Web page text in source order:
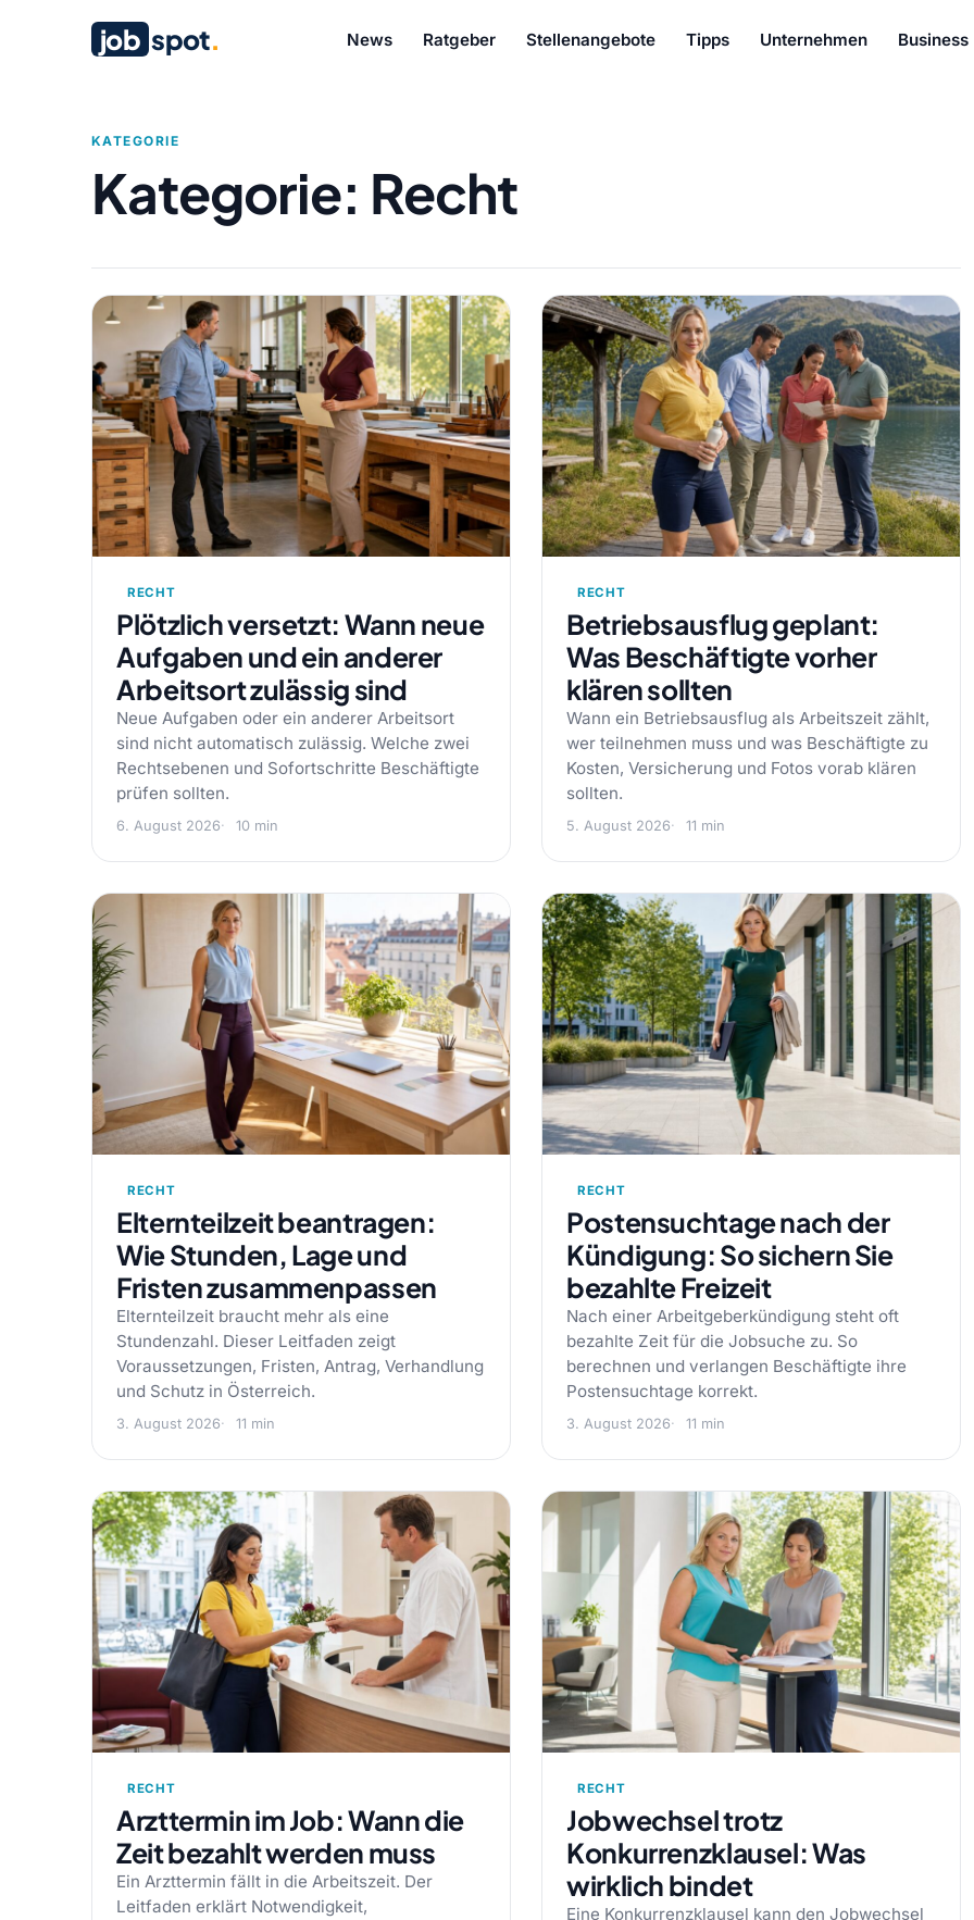
job spot. News Ratgeber Stellenangebote Tipps Unternehmen Business
KATEGORIE
Kategorie: Recht
RECHT
Plötzlich versetzt: Wann neue
Aufgaben und ein anderer
Arbeitsort zulässig sind
Neue Aufgaben oder ein anderer Arbeitsort
sind nicht automatisch zulässig. Welche zwei
Rechtsebenen und Sofortschritte Beschäftigte
prüfen sollten.
6. August 2026 10 min
RECHT
Betriebsausflug geplant:
Was Beschäftigte vorher
klären sollten
Wann ein Betriebsausflug als Arbeitszeit zählt,
wer teilnehmen muss und was Beschäftigte zu
Kosten, Versicherung und Fotos vorab klären
sollten.
5. August 2026 11 min
RECHT
Elternteilzeit beantragen:
Wie Stunden, Lage und
Fristen zusammenpassen
Elternteilzeit braucht mehr als eine
Stundenzahl. Dieser Leitfaden zeigt
Voraussetzungen, Fristen, Antrag, Verhandlung
und Schutz in Österreich.
3. August 2026 11 min
RECHT
Postensuchtage nach der
Kündigung: So sichern Sie
bezahlte Freizeit
Nach einer Arbeitgeberkündigung steht oft
bezahlte Zeit für die Jobsuche zu. So
berechnen und verlangen Beschäftigte ihre
Postensuchtage korrekt.
3. August 2026 11 min
RECHT
Arzttermin im Job: Wann die
Zeit bezahlt werden muss
Ein Arzttermin fällt in die Arbeitszeit. Der
Leitfaden erklärt Notwendigkeit,
RECHT
Jobwechsel trotz
Konkurrenzklausel: Was
wirklich bindet
Eine Konkurrenzklausel kann den Jobwechsel